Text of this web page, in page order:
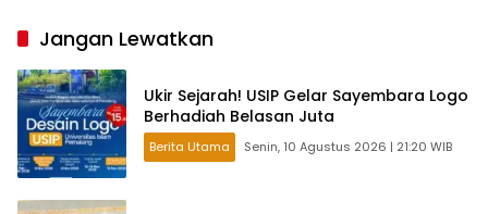
Jangan Lewatkan
Ukir Sejarah! USIP Gelar Sayembara Logo
Berhadiah Belasan Juta
Berita Utama Senin, 10 Agustus 2026 | 21:20 WIB